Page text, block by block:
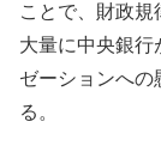
ことで、財政規
大量に中央銀行
ゼーションへの
る。